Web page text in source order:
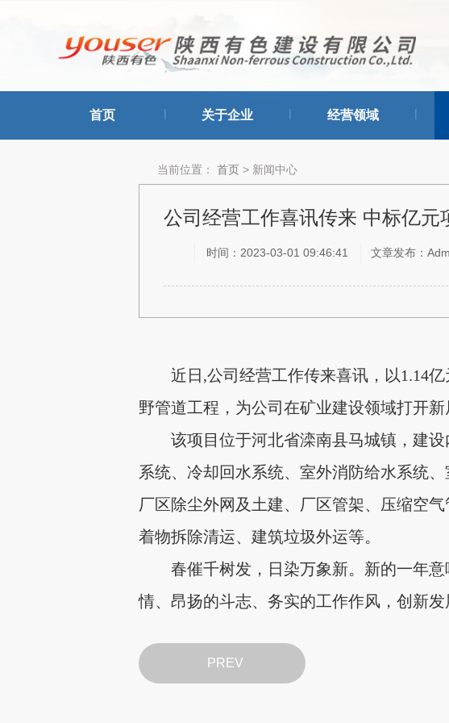
首页 | 关于企业 | 经营领域 |
当前位置： 首页 > 新闻中心
公司经营工作喜讯传来 中标亿元
时间：2023-03-01 09:46:41 文章发布：
近日,公司经营工作传来喜讯，以1.14
野管道工程，为公司在矿业建设领域打开新
该项目位于河北省滦南县马城镇，建
系统、冷却回水系统、室外消防给水系统
厂区除尘外网及土建、厂区管架、压缩空
着物拆除清运、建筑垃圾外运等。
春催千树发，日染万象新。新的一年
情、昂扬的斗志、务实的工作作风，创新
PREV